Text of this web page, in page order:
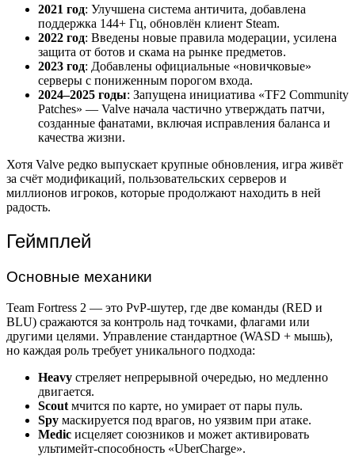
2021 год: Улучшена система античита, добавлена
поддержка 144+ Гц, обновлён клиент Steam.
2022 год: Введены новые правила модерации, усилена
защита от ботов и скама на рынке предметов.
2023 год: Добавлены официальные «новичковые»
серверы с пониженным порогом входа.
2024–2025 годы: Запущена инициатива «TF2 Community
Patches» — Valve начала частично утверждать патчи,
созданные фанатами, включая исправления баланса и
качества жизни.
Хотя Valve редко выпускает крупные обновления, игра живёт
за счёт модификаций, пользовательских серверов и
миллионов игроков, которые продолжают находить в ней
радость.
Геймплей
Основные механики
Team Fortress 2 — это PvP-шутер, где две команды (RED и
BLU) сражаются за контроль над точками, флагами или
другими целями. Управление стандартное (WASD + мышь),
но каждая роль требует уникального подхода:
Heavy стреляет непрерывной очередью, но медленно
двигается.
Scout мчится по карте, но умирает от пары пуль.
Spy маскируется под врагов, но уязвим при атаке.
Medic исцеляет союзников и может активировать
ультимейт-способность «UberCharge».